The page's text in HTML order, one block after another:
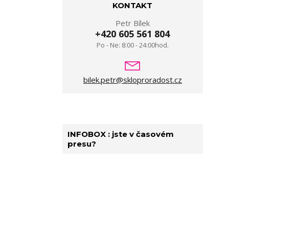
KONTAKT
Petr Bílek
+420 605 561 804
Po - Ne: 8:00 - 24:00hod.
bilek.petr@skloproradost.cz
INFOBOX : jste v časovém
presu?